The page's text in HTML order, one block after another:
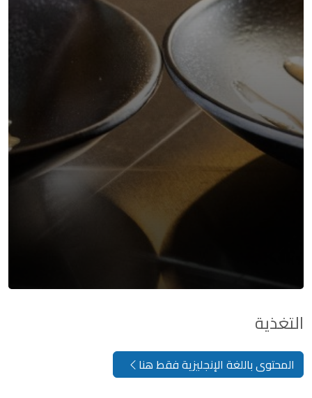
التغذية
المحتوى باللغة الإنجليزية فقط هنا